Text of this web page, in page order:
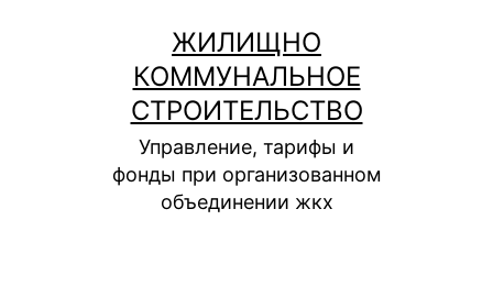
содержимому
ЖИЛИЩНО
КОММУНАЛЬНОЕ
СТРОИТЕЛЬСТВО
Управление, тарифы и
фонды при организованном
объединении жкх